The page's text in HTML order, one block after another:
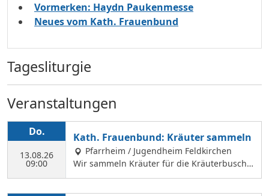
Vormerken: Haydn Paukenmesse
Neues vom Kath. Frauenbund
Tagesliturgie
Veranstaltungen
Do.
13.08.26
09:00
Kath. Frauenbund: Kräuter sammeln
Pfarrheim / Jugendheim Feldkirchen
Wir sammeln Kräuter für die Kräuterbusche
n, die wir am 14. August binden und an Mar